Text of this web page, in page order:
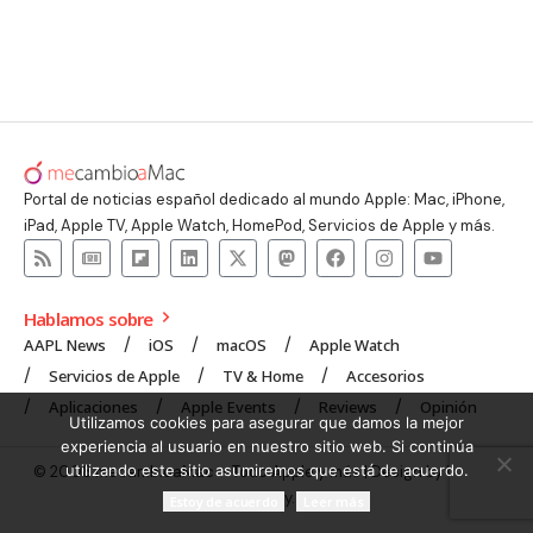
Portal de noticias español dedicado al mundo Apple: Mac, iPhone,
iPad, Apple TV, Apple Watch, HomePod, Servicios de Apple y más.
Hablamos sobre
AAPL News iOS macOS
Apple Watch
Servicios de Apple
TV & Home
Accesorios
Aplicaciones
Apple Events Reviews Opinión
© 2008 mecambioaMac – Todo Apple y más | Design byUNXON
Agency.
Utilizamos cookies para asegurar que damos la mejor
experiencia al usuario en nuestro sitio web. Si continúa
utilizando este sitio asumiremos que está de acuerdo.